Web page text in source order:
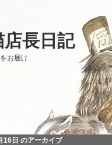
長日記
お届け
16日 のアーカイブ